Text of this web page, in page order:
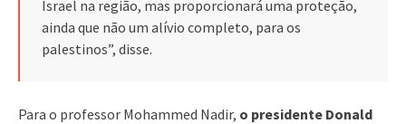
Israel na região, mas proporcionará uma proteção,
ainda que não um alívio completo, para os
palestinos”, disse.
Para o professor Mohammed Nadir, o presidente Donald